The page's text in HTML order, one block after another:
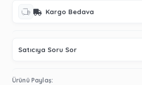
Kargo Bedava
Satıcıya Soru Sor
Ürünü Paylaş: